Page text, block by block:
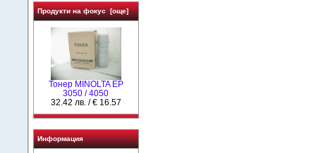
Продукти на фокус [още]
Тонер MINOLTA EP
3050 / 4050
32.42 лв. / € 16.57
Информация